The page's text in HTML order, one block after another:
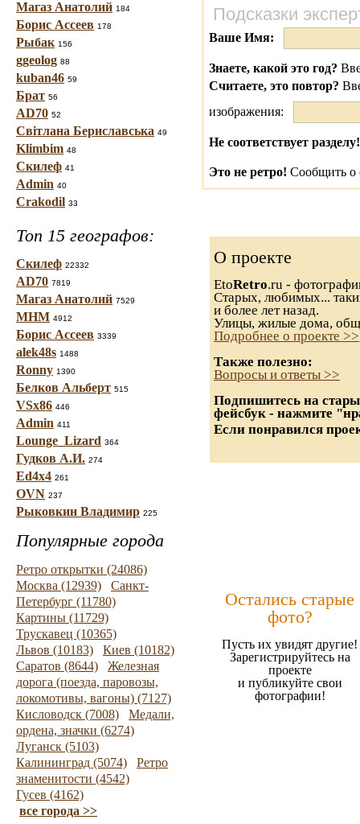
Магаз Анатолий 184
Борис Ассеев 178
Рыбак 156
ggeolog 88
kuban46 59
Брат 56
AD70 52
Світлана Бериславська 49
Klimbim 48
Скилеф 41
Admin 40
Crakodil 33
Топ 15 географов:
Скилеф 22332
AD70 7819
Магаз Анатолий 7529
МНМ 4912
Борис Ассеев 3339
alek48s 1488
Ronny 1390
Белков Альберт 515
VSx86 446
Admin 411
Lounge_Lizard 364
Гудков А.И. 274
Ed4x4 261
OVN 237
Рыковкин Владимир 225
Популярные города
Ретро открытки (24086)
Москва (12939)
Санкт-
Петербург (11780)
Картины (11729)
Трускавец (10365)
Львов (10183)
Киев (10182)
Саратов (8644)
Железная
дорога (поезда, паровозы,
локомотивы, вагоны) (7127)
Кисловодск (7008)
Медали,
ордена, значки (6274)
Луганск (5103)
Калининград (5074)
Ретро
знаменитости (4542)
Гусев (4162)
все города >>
Подсказки
Ваше Имя:
Знаете, какой это год?
Считаете, это повтор?
изображения:
Не соответствует разделу!
Это не ретро! Сообщить о
О проекте
EtoRetro.ru -
Старых, любимых...
и более лет назад.
Улицы, жилые дома,
Подробнее о проекте >>
Также полезно:
Вопросы и ответы >>
Подпишитесь на
фейсбук - нажмите
Если понравился
Остались старые
фото?
Пусть их увидят другие!
Зарегистрируйтесь на
проекте
и публикуйте свои
фотографии!